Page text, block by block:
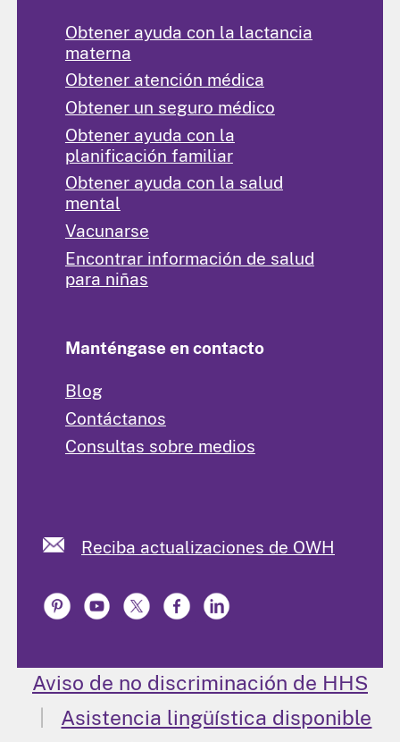
Obtener ayuda con la lactancia
materna
Obtener atención médica
Obtener un seguro médico
Obtener ayuda con la
planificación familiar
Obtener ayuda con la salud
mental
Vacunarse
Encontrar información de salud
para niñas
Manténgase en contacto
Blog
Contáctanos
Consultas sobre medios
Reciba actualizaciones de OWH
Aviso de no discriminación de HHS
Asistencia lingüística disponible